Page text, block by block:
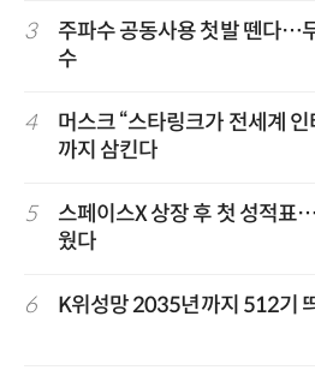
3
주파수 공동사용 첫발 뗀다…
수
4
머스크 “스타링크가 전세계
까지 삼킨다
5
스페이스X 상장 후 첫 성적표
웠다
6 K위성망 2035년까지 512기